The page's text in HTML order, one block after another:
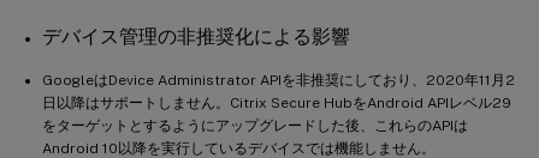
デバイス管理の非推奨化による影響
GoogleはDevice Administrator APIを非推奨にしており、2020年11月2
日以降はサポートしません。Citrix Secure HubをAndroid APIレベル29
をターゲットとするようにアップグレードした後、これらのAPIは
Android 10以降を実行しているデバイスでは機能しません。